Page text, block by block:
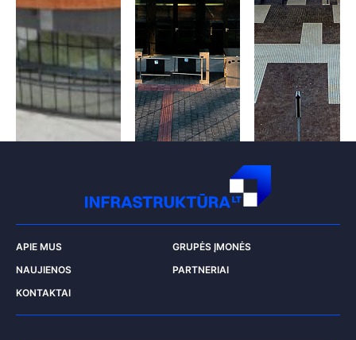
DRUSKININKŲ KONCERTŲ SALĖ PALANGOS KONCERTŲ SALĖ ŠVYTURIO ARENA
APIE MUS
GRUPĖS ĮMONĖS
NAUJIENOS
PARTNERIAI
KONTAKTAI